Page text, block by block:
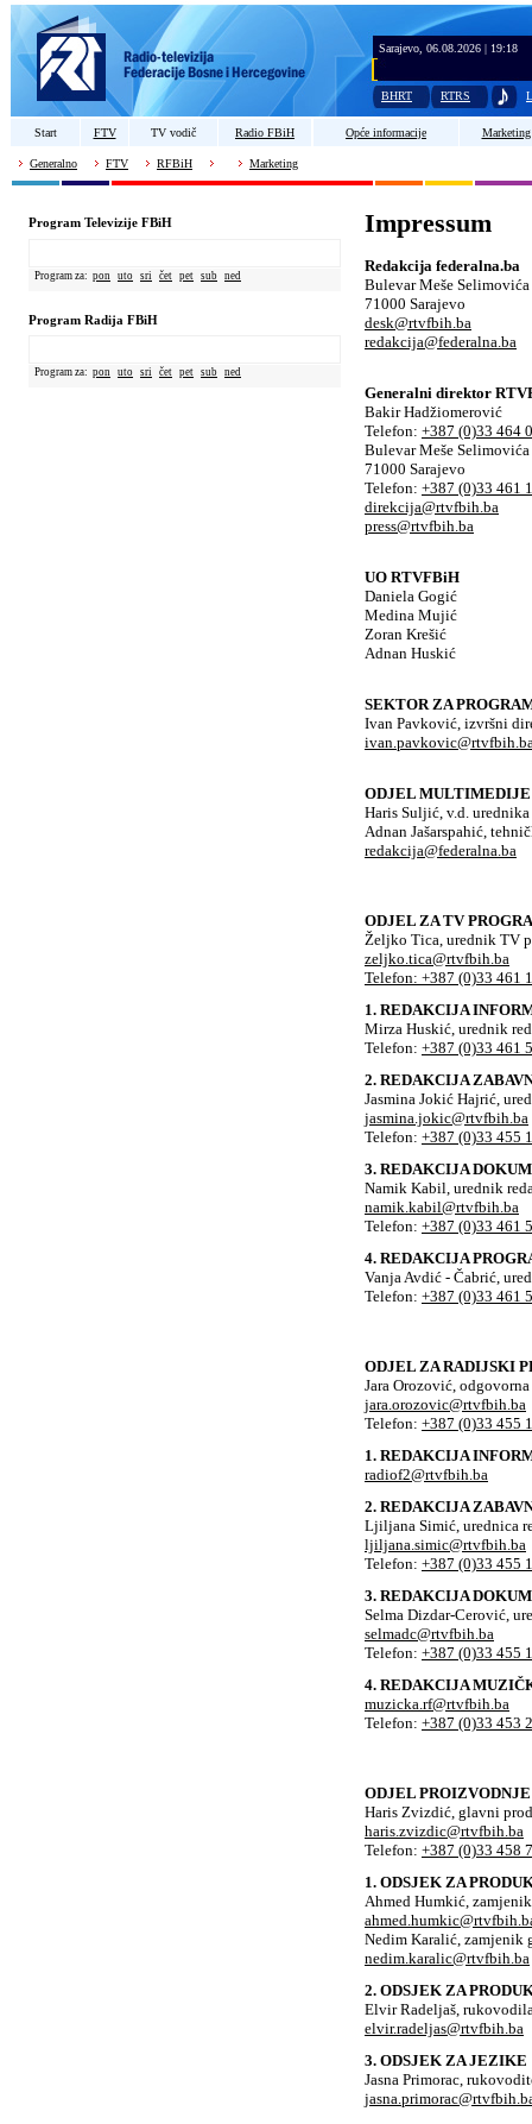
Sarajevo, 06.08.2026 | 19:18
BHRT RTRS
Start FTV TV vodič Radio FBiH Opće informacije Marketing
Generalno FTV RFBiH Marketing
Program Televizije FBiH
Program za: pon uto sri čet pet sub ned
Program Radija FBiH
Program za: pon uto sri čet pet sub ned
Impressum
Redakcija federalna.ba
Bulevar Meše
71000 Sarajevo
desk@rtvfbih.ba
redakcija@federalna.ba
Generalni direktor
Bakir Hadžiomerović
Telefon: +387 (0)33 464
Bulevar Meše
71000 Sarajevo
Telefon: +387 (0)33 461
direkcija@rtvfbih.ba
press@rtvfbih.ba
UO RTVFBiH
Daniela Gogić
Medina Mujić
Zoran Krešić
Adnan Huskić
SEKTOR ZA
Ivan Pavković, izvršni
ODJEL MULTIMEDIJE
Haris Suljić, v.d. urednika
Adnan Jašarspahić,
redakcija@federalna.ba
ODJEL ZA TV
Željko Tica, urednik TV
zeljko.tica@rtvfbih.ba
Telefon: +387 (0)33 461
1. REDAKCIJA
Mirza Huskić, urednik
Telefon: +387 (0)33 461
2. REDAKCIJA
Jasmina Jokić Hajrić,
jasmina.jokic@rtvfbih.ba
Telefon: +387 (0)33 455
3. REDAKCIJA
Namik Kabil, urednik
namik.kabil@rtvfbih.ba
Telefon: +387 (0)33 461
4. REDAKCIJA
Vanja Avdić - Čabrić,
Telefon: +387 (0)33 461
ODJEL ZA RADIJSKI
Jara Orozović,
jara.orozovic@rtvfbih.ba
Telefon: +387 (0)33 455
1. REDAKCIJA
radiof2@rtvfbih.ba
2. REDAKCIJA
Ljiljana Simić, urednica
ljiljana.simic@rtvfbih.ba
Telefon: +387 (0)33 455
3. REDAKCIJA
Selma Dizdar-Cerović,
selmadc@rtvfbih.ba
Telefon: +387 (0)33 455
4. REDAKCIJA
muzicka.rf@rtvfbih.ba
Telefon: +387 (0)33 453
ODJEL
Haris Zvizdić, glavni
haris.zvizdic@rtvfbih.ba
Telefon: +387 (0)33 458
1. ODSJEK ZA
Ahmed Humkić,
Nedim Karalić, zamjenik
nedim.karalic@rtvfbih.ba
2. ODSJEK ZA
Elvir Radeljaš,
elvir.radeljas@rtvfbih.ba
3. ODSJEK ZA JEZIKE
Jasna Primorac,